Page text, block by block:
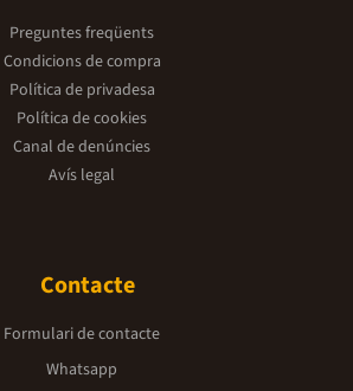
Preguntes freqüents
Condicions de compra
Política de privadesa
Política de cookies
Canal de denúncies
Avís legal
Contacte
Formulari de contacte
Whatsapp